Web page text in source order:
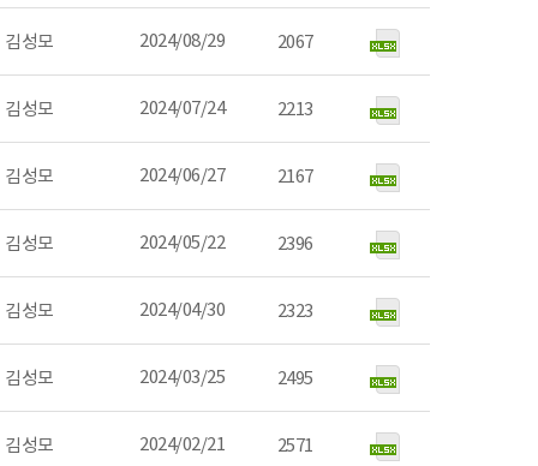
김성모 2024/08/29 2067
김성모 2024/07/24 2213
김성모 2024/06/27 2167
김성모 2024/05/22 2396
김성모 2024/04/30 2323
김성모 2024/03/25 2495
김성모 2024/02/21 2571